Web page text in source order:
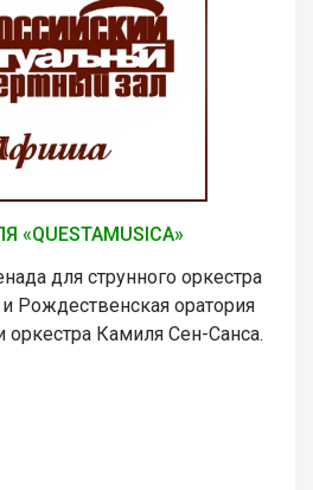
для струнного оркестра
Рождественская оратория
оркестра Камиля Сен-Санса.